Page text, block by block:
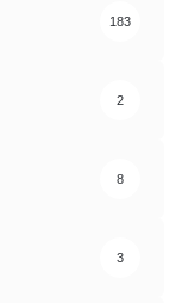
183
2
8
3